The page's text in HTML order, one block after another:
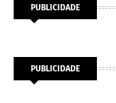
PUBLICIDADE
PUBLICIDADE